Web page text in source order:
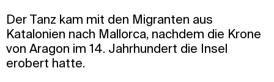
Der Tanz kam mit den Migranten aus
Katalonien nach Mallorca, nachdem die Krone
von Aragon im 14. Jahrhundert die Insel
erobert hatte.